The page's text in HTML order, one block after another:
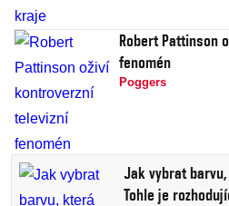
Robert Pattinson
fenomén
Poggers
Jak vybrat
Tohle je